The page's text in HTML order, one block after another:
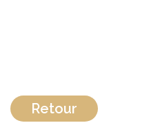
Retour